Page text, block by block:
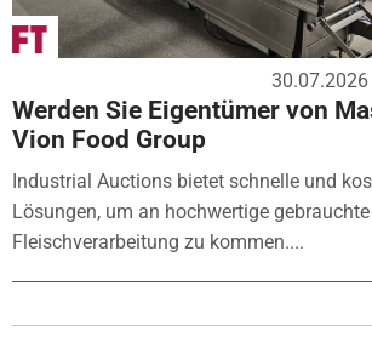
30.07.2026
Werden Sie Eigentümer von
Vion Food Group
Industrial Auctions bietet schnelle und
Lösungen, um an hochwertige
Fleischverarbeitung zu kommen....